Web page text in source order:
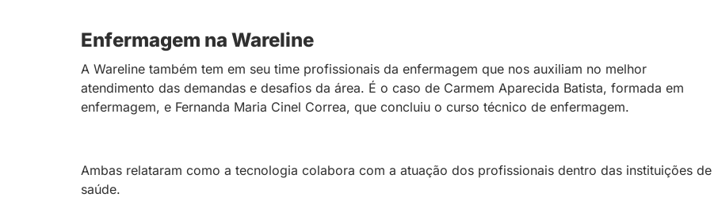
Enfermagem na Wareline
A Wareline também tem em seu time profissionais da enfermagem que nos auxiliam no melhor
atendimento das demandas e desafios da área. É o caso de Carmem Aparecida Batista, formada em
enfermagem, e Fernanda Maria Cinel Correa, que concluiu o curso técnico de enfermagem.
Ambas relataram como a tecnologia colabora com a atuação dos profissionais dentro das instituições de
saúde.